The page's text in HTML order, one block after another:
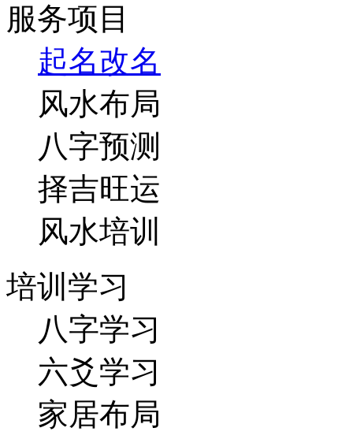
服务项目
起名改名
风水布局
八字预测
择吉旺运
风水培训
培训学习
八字学习
六爻学习
家居布局